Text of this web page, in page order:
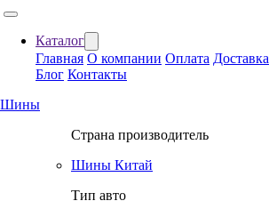
Каталог
Главная О компании Оплата Доставка
Блог Контакты
Шины
Страна производитель
Шины Китай
Тип авто